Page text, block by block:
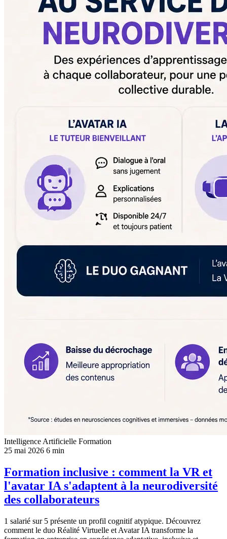
Intelligence Artificielle Formation
25 mai 2026 6 min
Formation inclusive : comment la VR et
l'avatar IA s'adaptent à la neurodiversité
des collaborateurs
1 salarié sur 5 présente un profil cognitif atypique. Découvrez
comment le duo Réalité Virtuelle et Avatar IA transforme la